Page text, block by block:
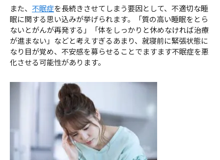
また、 不眠症を長続きさせてしまう要因として、不適切な睡
眠に関する思い込みが挙げられます。「質の高い睡眠をとら
ないとがんが再発する」「体をしっかりと休めなければ治療
が進まない」などと考えすぎるあまり、就寝前に緊張状態に
なり目が覚め、不安感を募らせることでますます不眠症を悪
化させる可能性があります。